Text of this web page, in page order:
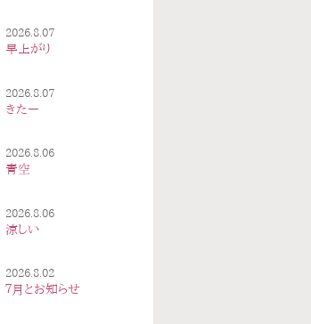
2026.8.07
早上がり
2026.8.07
きたー
2026.8.06
青空
2026.8.06
涼しい
2026.8.02
７月とお知らせ